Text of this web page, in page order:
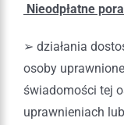
Nieodpłatne
➢ działania
osoby
świadomości tej
uprawnieniach